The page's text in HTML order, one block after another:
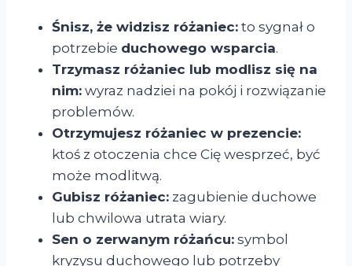
Śnisz, że widzisz różaniec: to sygnał o
potrzebie duchowego wsparcia.
Trzymasz różaniec lub modlisz się na
nim: wyraz nadziei na pokój i rozwiązanie
problemów.
Otrzymujesz różaniec w prezencie:
ktoś z otoczenia chce Cię wesprzeć, być
może modlitwą.
Gubisz różaniec: zagubienie duchowe
lub chwilowa utrata wiary.
Sen o zerwanym różańcu: symbol
kryzysu duchowego lub potrzeby